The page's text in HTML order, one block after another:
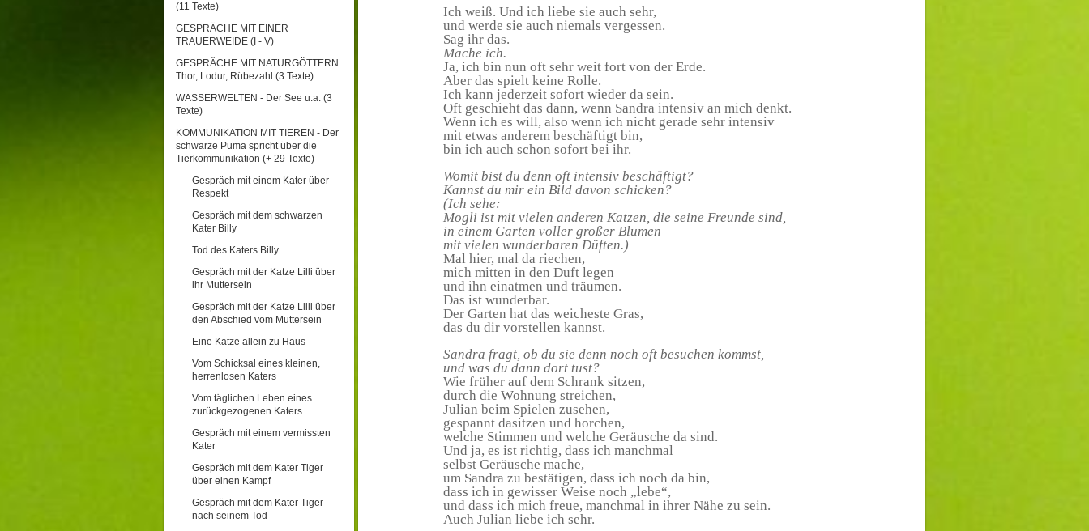
(11 Texte)
GESPRÄCHE MIT EINER
TRAUERWEIDE (I - V)
GESPRÄCHE MIT NATURGÖTTERN
Thor, Lodur, Rübezahl (3 Texte)
WASSERWELTEN - Der See u.a. (3
Texte)
KOMMUNIKATION MIT TIEREN - Der
schwarze Puma spricht über die
Tierkommunikation (+ 29 Texte)
Gespräch mit einem Kater über
Respekt
Gespräch mit dem schwarzen
Kater Billy
Tod des Katers Billy
Gespräch mit der Katze Lilli über
ihr Muttersein
Gespräch mit der Katze Lilli über
den Abschied vom Muttersein
Eine Katze allein zu Haus
Vom Schicksal eines kleinen,
herrenlosen Katers
Vom täglichen Leben eines
zurückgezogenen Katers
Gespräch mit einem vermissten
Kater
Gespräch mit dem Kater Tiger
über einen Kampf
Gespräch mit dem Kater Tiger
nach seinem Tod
Ich weiß. Und ich liebe sie auch sehr,
und werde sie auch niemals vergessen.
Sag ihr das.
Mache ich.
Ja, ich bin nun oft sehr weit fort von der Erde.
Aber das spielt keine Rolle.
Ich kann jederzeit sofort wieder da sein.
Oft geschieht das dann, wenn Sandra intensiv an mich denkt.
Wenn ich es will, also wenn ich nicht gerade sehr intensiv
mit etwas anderem beschäftigt bin,
bin ich auch schon sofort bei ihr.
Womit bist du denn oft intensiv beschäftigt?
Kannst du mir ein Bild davon schicken?
(Ich sehe:
Mogli ist mit vielen anderen Katzen, die seine Freunde sind,
in einem Garten voller großer Blumen
mit vielen wunderbaren Düften.)
Mal hier, mal da riechen,
mich mitten in den Duft legen
und ihn einatmen und träumen.
Das ist wunderbar.
Der Garten hat das weicheste Gras,
das du dir vorstellen kannst.
Sandra fragt, ob du sie denn noch oft besuchen kommst,
und was du dann dort tust?
Wie früher auf dem Schrank sitzen,
durch die Wohnung streichen,
Julian beim Spielen zusehen,
gespannt dasitzen und horchen,
welche Stimmen und welche Geräusche da sind.
Und ja, es ist richtig, dass ich manchmal
selbst Geräusche mache,
um Sandra zu bestätigen, dass ich noch da bin,
dass ich in gewisser Weise noch „lebe“,
und dass ich mich freue, manchmal in ihrer Nähe zu sein.
Auch Julian liebe ich sehr.